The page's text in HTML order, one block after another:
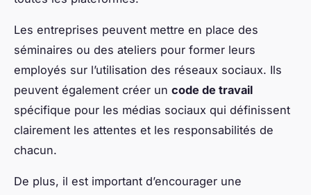
Les entreprises peuvent mettre en place des
séminaires ou des ateliers pour former leurs
employés sur l’utilisation des réseaux sociaux. Ils
peuvent également créer un code de travail
spécifique pour les médias sociaux qui définissent
clairement les attentes et les responsabilités de
chacun.
De plus, il est important d’encourager une